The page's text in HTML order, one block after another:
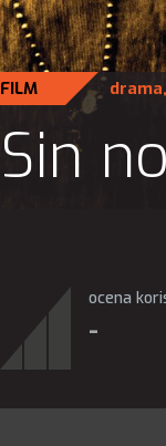
FILM drama,
Sin
ocena
-